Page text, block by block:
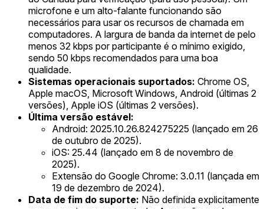
microfone e um alto-falante funcionando são
necessários para usar os recursos de chamada em
computadores. A largura de banda da internet de pelo
menos 32 kbps por participante é o mínimo exigido,
sendo 50 kbps recomendados para uma boa
qualidade.
Sistemas operacionais suportados: Chrome OS,
Apple macOS, Microsoft Windows, Android (últimas 2
versões), Apple iOS (últimas 2 versões).
Última versão estável:
Android: 2025.10.26.824275225 (lançado em 26
de outubro de 2025).
iOS: 25.44 (lançado em 8 de novembro de
2025).
Extensão do Google Chrome: 3.0.11 (lançada em
19 de dezembro de 2024).
Data de fim do suporte: Não definida explicitamente